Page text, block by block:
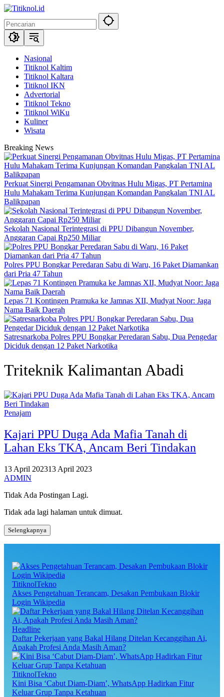
Langsung
konten
Nasional
Titiknol Kaltim
Titiknol Kaltara
Titiknol IKN
Advertorial
Titiknol Tekno
Titiknol WiKu
Kuliner
Wisata
Breaking News
Perkuat Sinergi Pengamanan Obvitnas Hulu Migas, PT Pertamina
Hulu Mahakam Terima Kunjungan Komandan Pangkalan TNI AL
Balikpapan
Sekolah Nasional Terintegrasi di PPU Dibangun November,
Anggaran Capai Rp250 Miliar
Polres PPU Bongkar Peredaran Sabu di Waru, 16 Paket Diamankan
dari Pria 47 Tahun
Lepas 71 Kontingen Pramuka ke Jamnas XII, Mudyat Noor: Jaga
Nama Baik Daerah
Satresnarkoba Polres PPU Bongkar Peredaran Sabu, Dua Pengedar
Diciduk dengan 12 Paket Narkotika
Triteknik Kalimantan Abadi
Penajam
Kajari PPU Duga Ada Mafia Tanah di
Lahan Eks TKA, Ancam Beri Tindakan
13 April 202313 April 2023
ADMIN
Tidak Ada Postingan Lagi.
Tidak ada lagi halaman untuk dimuat.
Selengkapnya
TitiknolTekno
Akses Pengetahuan Terancam, Desakan Pembukaan Blokir
Login Wikipedia
Headline
Daftar Pekerjaan yang Bakal Hilang Ditelan Kecanggihan Ai,
Apakah Profesi Anda Masih Aman?
TitiknolTekno
Kini Bisa ‘Cabut Diam-Diam’, WhatsApp Hadirkan Fitur
Keluar Grup Tanpa Ketahuan